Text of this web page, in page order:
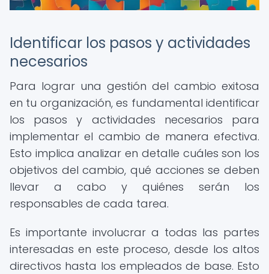
Identificar los pasos y actividades
necesarios
Para lograr una gestión del cambio exitosa
en tu organización, es fundamental identificar
los pasos y actividades necesarios para
implementar el cambio de manera efectiva.
Esto implica analizar en detalle cuáles son los
objetivos del cambio, qué acciones se deben
llevar a cabo y quiénes serán los
responsables de cada tarea.
Es importante involucrar a todas las partes
interesadas en este proceso, desde los altos
directivos hasta los empleados de base. Esto